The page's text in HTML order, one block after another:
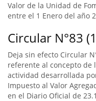
Valor de la Unidad de
entre el 1 Enero del año
Circular N°83
Deja sin efecto Circular
referente al concepto de
actividad desarrollada
Impuesto al Valor
en el Diario Oficial de